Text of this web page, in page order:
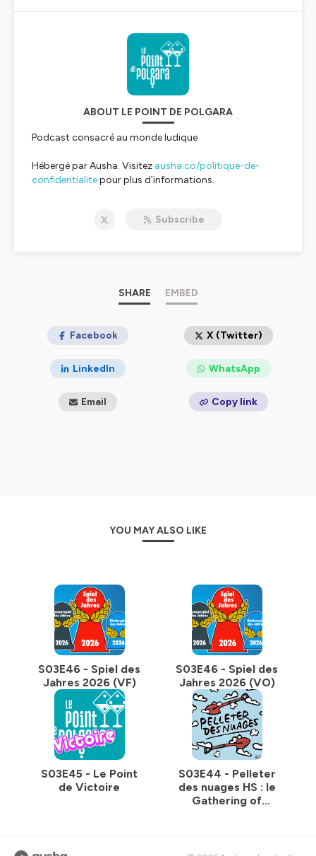
ABOUT LE POINT DE POLGARA
Podcast consacré au monde ludique
Hébergé par Ausha. Visitez ausha.co/politique-de-
confidentialitepour plus d'informations.
Subscribe
SHARE EMBED
Facebook X (Twitter)
LinkedIn WhatsApp
Email Copy link
YOU MAY ALSO LIKE
S03E46 - Spiel des
Jahres 2026 (VF)
S03E46 - Spiel des
Jahres 2026 (VO)
S03E45 - Le Point
de Victoire
S03E44 - Pelleter
des nuages HS : le
Gathering of